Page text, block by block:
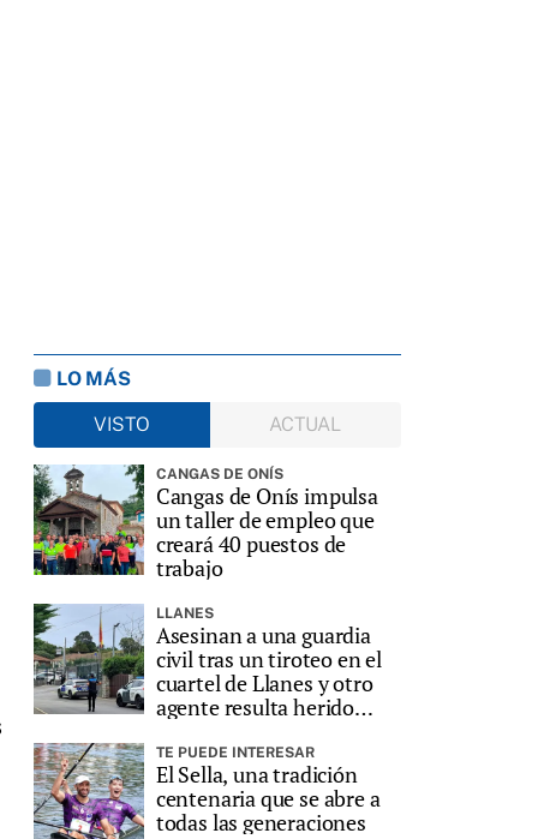
LO MÁS
VISTO
ACTUAL
CANGAS DE ONÍS
Cangas de Onís impulsa
un taller de empleo que
creará 40 puestos de
trabajo
LLANES
Asesinan a una guardia
civil tras un tiroteo en el
cuartel de Llanes y otro
agente resulta herido
TE PUEDE INTERESAR
El Sella, una tradición
centenaria que se abre a
todas las generaciones